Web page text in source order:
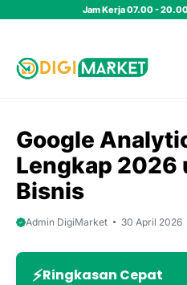
Jam Kerja 07.00 -
Google
Lengkap 2026
Bisnis
Admin DigiMarket 30 April 2026
Ringkasan Cepat